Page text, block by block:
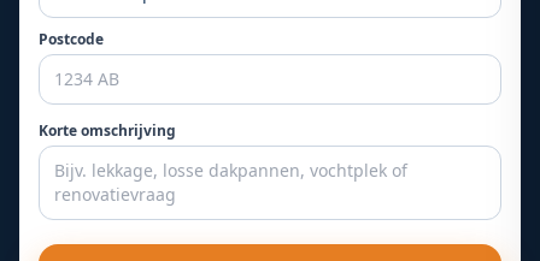
Postcode
Korte omschrijving